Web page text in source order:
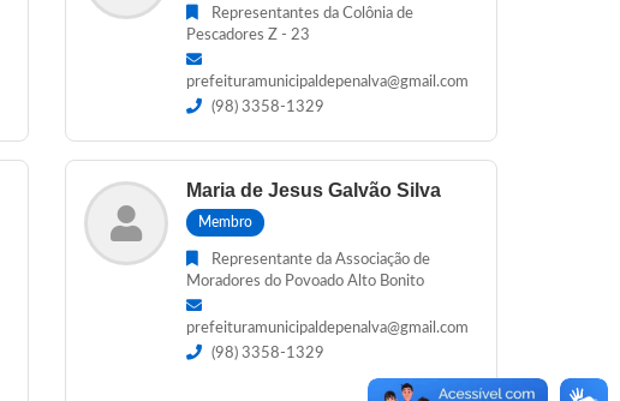
Representantes da Colônia de
Pescadores Z - 23
prefeituramunicipaldepenalva@gmail.com
(98) 3358-1329
Maria de Jesus Galvão Silva
Membro
Representante da Associação de
Moradores do Povoado Alto Bonito
prefeituramunicipaldepenalva@gmail.com
(98) 3358-1329